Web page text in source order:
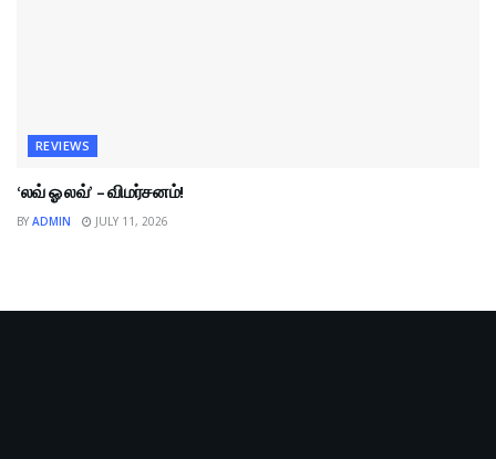
REVIEWS
‘லவ் ஓ லவ்’ – விமர்சனம்!
BY ADMIN JULY 11, 2026